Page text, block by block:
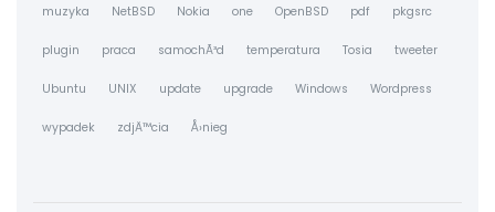
muzyka NetBSD Nokia one OpenBSD pdf pkgsrc
plugin praca samochÃ³d temperatura Tosia tweeter
Ubuntu UNIX update upgrade Windows Wordpress
wypadek zdjÄ™cia Å›nieg